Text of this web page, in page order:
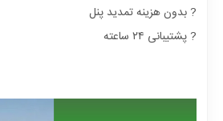
? بدون هزینه تمدید پنل
? پشتیبانی ۲۴ ساعته